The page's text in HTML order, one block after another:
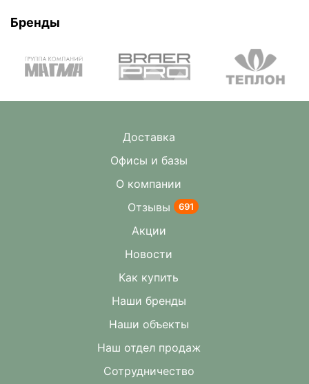
Бренды
Доставка
Офисы и базы
О компании
Отзывы
691
Акции
Новости
Как купить
Наши бренды
Наши объекты
Наш отдел продаж
Сотрудничество